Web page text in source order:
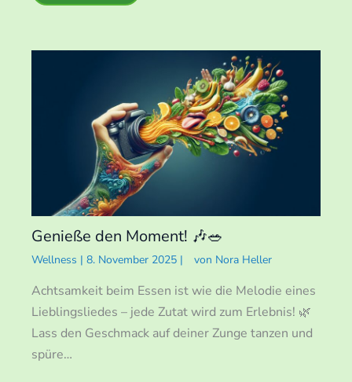
Genieße den Moment! 🎶🥗
Wellness | 8. November 2025 | von Nora Heller
Achtsamkeit beim Essen ist wie die Melodie eines
Lieblingsliedes – jede Zutat wird zum Erlebnis! 🌿
Lass den Geschmack auf deiner Zunge tanzen und
spüre…